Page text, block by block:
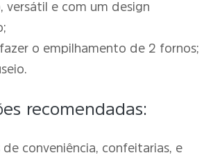
versátil e com um design
fazer o empilhamento de 2 fornos;
recomendadas:
de conveniência, confeitarias, e